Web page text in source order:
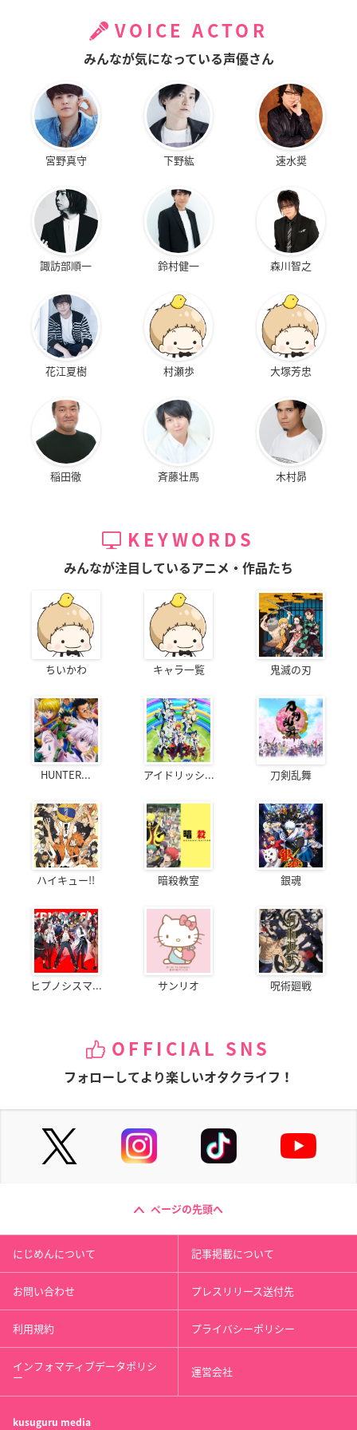
VOICE ACTOR
みんなが気になっている声優さん
宮野真守 下野紘 速水奨
諏訪部順一 鈴村健一 森川智之
花江夏樹 村瀬歩 大塚芳忠
稲田徹 斉藤壮馬 木村昴
KEYWORDS
みんなが注目しているアニメ・作品たち
ちいかわ キャラ一覧 鬼滅の刃
HUNTER... アイドリッシ... 刀剣乱舞
ハイキュー!! 暗殺教室 銀魂
ヒプノシスマ... サンリオ 呪術廻戦
OFFICIAL SNS
フォローしてより楽しいオタクライフ！
ページの先頭へ
にじめんについて 記事掲載について
お問い合わせ プレスリリース送付先
利用規約 プライバシーポリシー
インフォマティブデータポリシ
ー 運営会社
kusuguru media